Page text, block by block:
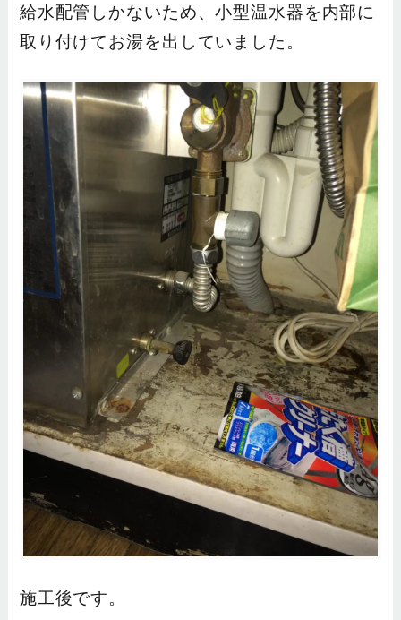
給水配管しかないため、小型温水器を内部に
取り付けてお湯を出していました。
施工後です。